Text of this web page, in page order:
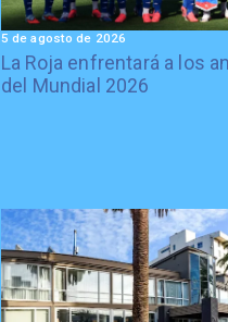
La Roja enfrentará a los
del Mundial 2026
5 de agosto de 2026